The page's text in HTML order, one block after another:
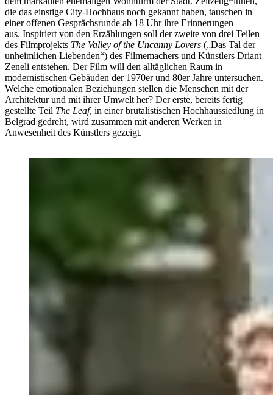
die das einstige City-Hochhaus noch gekannt haben, tauschen in
einer offenen Gesprächsrunde ab 18 Uhr ihre Erinnerungen
aus. Inspiriert von den Erzählungen soll der zweite von drei Teilen
des Filmprojekts The Valley of the Uncanny Lovers („Das Tal der
unheimlichen Liebenden“) des Filmemachers und Künstlers Driant
Zeneli entstehen. Der Film will den alltäglichen Raum in
modernistischen Gebäuden der 1970er und 80er Jahre untersuchen.
Welche emotionalen Beziehungen stellen die Menschen mit der
Architektur und mit ihrer Umwelt her? Der erste, bereits fertig
gestellte Teil The Leaf, in einer brutalistischen Hochhaussiedlung in
Belgrad gedreht, wird zusammen mit anderen Werken in
Anwesenheit des Künstlers gezeigt.